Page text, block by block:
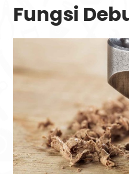
Fungsi